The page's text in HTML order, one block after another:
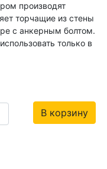
производят
торчащие из стены
с анкерным болтом.
только в
В корзину